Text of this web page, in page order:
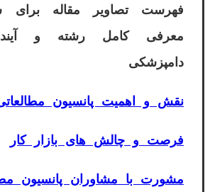
فهرست تصاویر مقاله برای
معرفی کامل رشته و
دامپزشکی
نقش و اهمیت پانسیون
فرصت‌ و چالش‌ های بازار کار
مشورت با مشاوران پانسیون